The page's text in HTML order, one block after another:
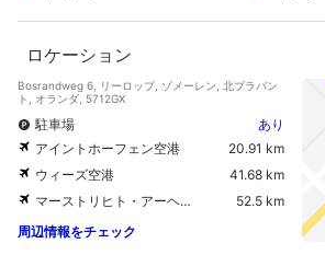
ロケーション
Bosrandweg 6, リーロップ, ゾメーレン, 北ブラバン
ト, オランダ, 5712GX
駐車場
あり
アイントホーフェン空港
20.91 km
ウィーズ空港
41.68 km
マーストリヒト・アーヘン空港
52.5 km
周辺情報をチェック